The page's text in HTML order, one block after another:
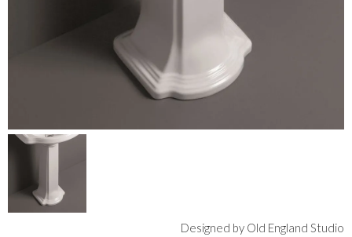
Designed by Old England Studio